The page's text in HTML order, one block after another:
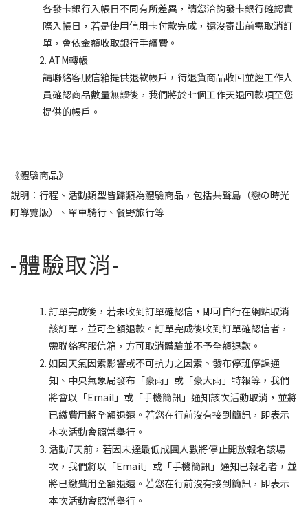
各發卡銀行入帳日不同有所差異，請您洽詢發卡銀行確認實
際入帳日，若是使用信用卡付款完成，還沒寄出前需取消訂
單，會依金額收取銀行手續費。
ATM轉帳
請聯絡客服信箱提供退款帳戶，待退貨商品收回並經工作人
員確認商品數量無誤後，我們將於七個工作天退回款項至您
提供的帳戶。
《體驗商品》
說明：行程、活動類型皆歸類為體驗商品，包括共聲島（戀の時光
町導覽版）、單車騎行、餐野旅行等
-體驗取消-
訂單完成後，若未收到訂單確認信，即可自行在網站取消
該訂單，並可全額退款。訂單完成後收到訂單確認信者，
需聯絡客服信箱，方可取消體驗並不予全額退款。
如因天氣因素影響或不可抗力之因素、發布停班停課通
知、中央氣象局發布「豪雨」或「豪大雨」特報等，我們
將會以「Email」或「手機簡訊」通知該次活動取消，並將
已繳費用將全額退還。若您在行前沒有接到簡訊，即表示
本次活動會照常舉行。
活動7天前，若因未達最低成團人數將停止開放報名該場
次，我們將以「Email」或「手機簡訊」通知已報名者，並
將已繳費用全額退還。若您在行前沒有接到簡訊，即表示
本次活動會照常舉行。